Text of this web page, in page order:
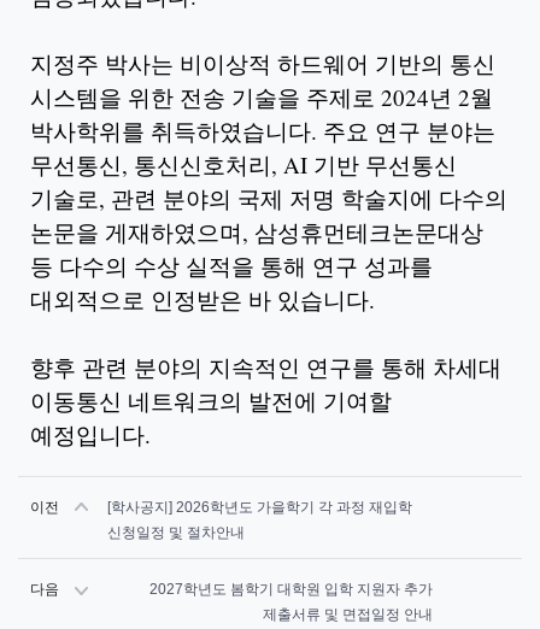
지정주 박사는 비이상적 하드웨어 기반의 통신
시스템을 위한 전송 기술을 주제로 2024년 2월
박사학위를 취득하였습니다. 주요 연구 분야는
무선통신, 통신신호처리, AI 기반 무선통신
기술로, 관련 분야의 국제 저명 학술지에 다수의
논문을 게재하였으며, 삼성휴먼테크논문대상
등 다수의 수상 실적을 통해 연구 성과를
대외적으로 인정받은 바 있습니다.
향후 관련 분야의 지속적인 연구를 통해 차세대
이동통신 네트워크의 발전에 기여할
예정입니다.
이전
[학사공지] 2026학년도 가을학기 각 과정 재입학
신청일정 및 절차안내
다음
2027학년도 봄학기 대학원 입학 지원자 추가
제출서류 및 면접일정 안내